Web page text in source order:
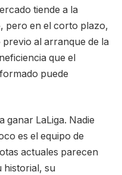
tiende a la
pero en el corto plazo,
al arranque de la
que el
puede
ganar LaLiga. Nadie
es el equipo de
actuales parecen
historial, su